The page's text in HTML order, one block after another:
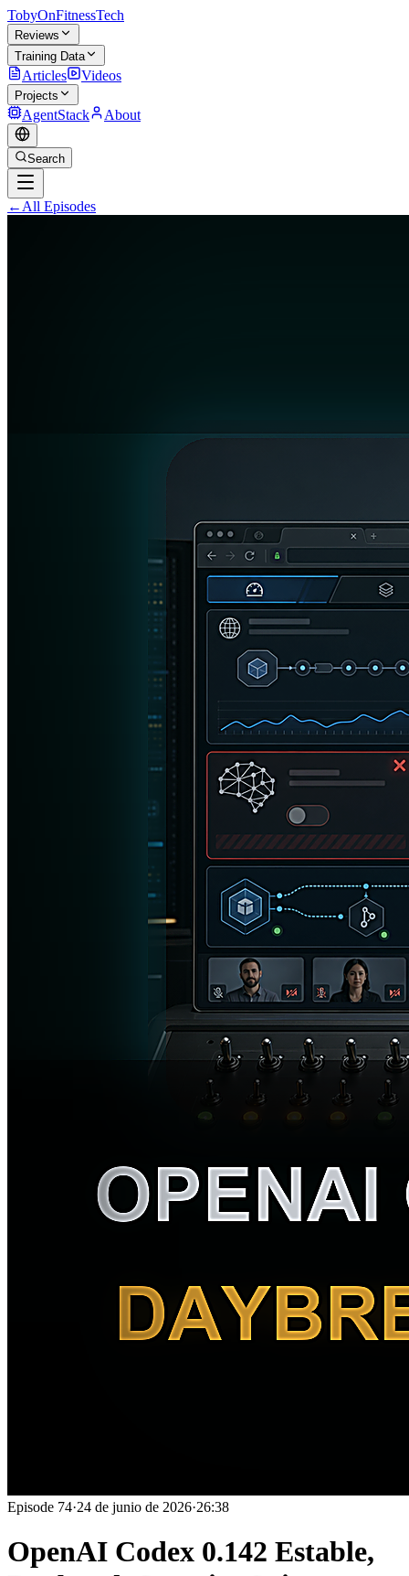
TobyOnFitnessTech
Reviews
Training Data
Articles Videos
Projects
AgentStack About
Search
← All Episodes
Episode 74·24 de junio de 2026·26:38
OpenAI Codex 0.142 Estable,